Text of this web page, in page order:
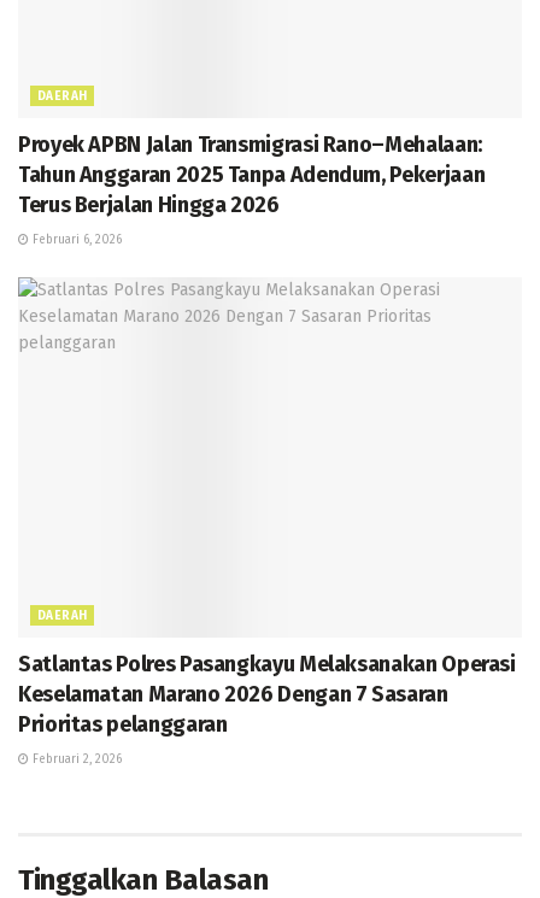
DAERAH
Proyek APBN Jalan Transmigrasi Rano–Mehalaan:
Tahun Anggaran 2025 Tanpa Adendum, Pekerjaan
Terus Berjalan Hingga 2026
Februari 6, 2026
DAERAH
Satlantas Polres Pasangkayu Melaksanakan Operasi
Keselamatan Marano 2026 Dengan 7 Sasaran
Prioritas pelanggaran
Februari 2, 2026
Tinggalkan Balasan